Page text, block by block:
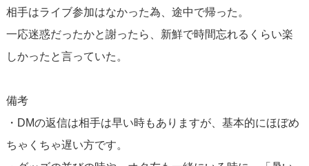
相手はライブ参加はなかった為、途中で帰った。
一応迷惑だったかと謝ったら、新鮮で時間忘れるくらい楽
しかったと言っていた。
備考
・DMの返信は相手は早い時もありますが、基本的にほぼめ
ちゃくちゃ遅い方です。